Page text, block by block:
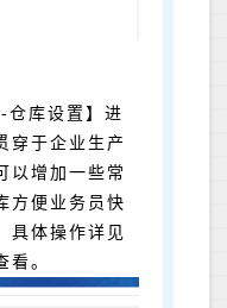
仓库设置】进
穿于企业生产
以增加一些常
方便业务员快
具体操作详见
看。